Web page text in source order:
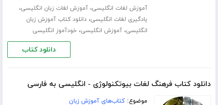
آموزش لغات انگلیسی،آموزش لغات زبان انگلیسی،
یادگیری لغات انگلیسی،دانلود کتاب آموزش زبان
انگلیسی،آموزش انگلیسی، خودآموز انگلیسی
دانلود کتاب
دانلود کتاب فرهنگ لغات بیوتکنولوژی - انگلیسی به فارسی
موضوع:کتاب‌های آموزش زبان